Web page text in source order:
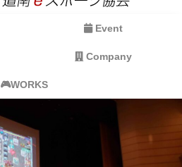
Event
Company
🎮WORKS